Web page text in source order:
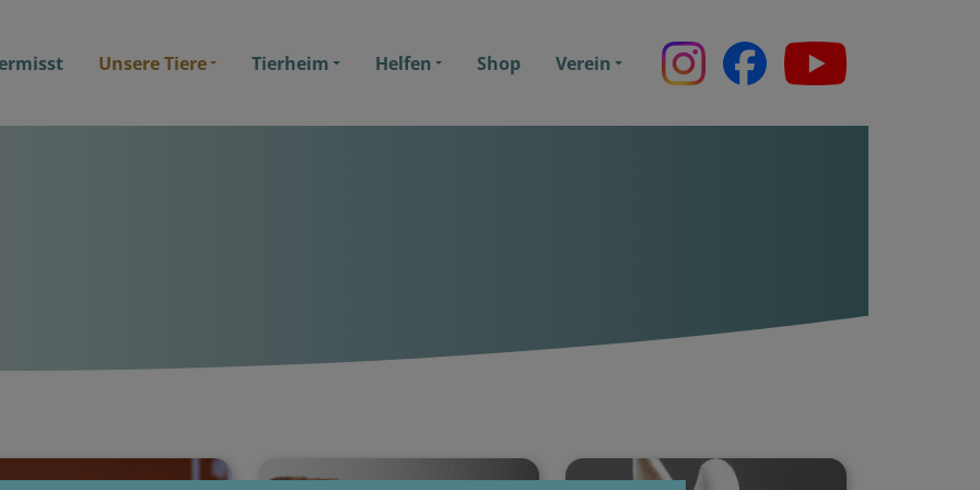
Unsere Tiere Tierheim Helfen Shop Verein